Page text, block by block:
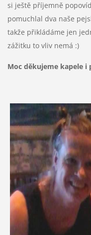
si ještě příjemně
pomuchlal dva naše
takže přikládáme jen
zážitku to vliv nemá :)
Moc děkujeme kapele i